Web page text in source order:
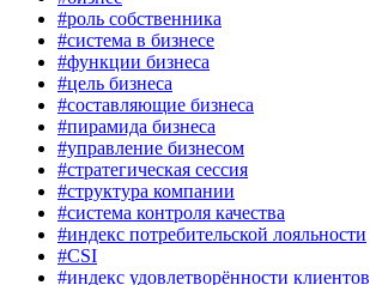
#роль собственника
#система в бизнесе
#функции бизнеса
#цель бизнеса
#составляющие бизнеса
#пирамида бизнеса
#управление бизнесом
#стратегическая сессия
#структура компании
#система контроля качества
#индекс потребительской лояльности
#CSI
#индекс удовлетворённости клиентов